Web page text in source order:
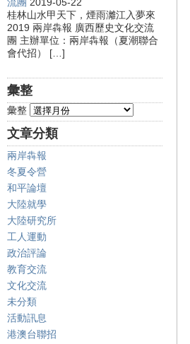
桂林山水甲天下，煙雨灕江入夢來
2019 兩岸犇報 廣西歷史文化交流
團 主辦單位：兩岸犇報（夏潮聯合
會代招） […]
彙整
彙整
文章分類
兩岸犇報
冬夏令營
和平論壇
大陸就學
大陸研究所
工人運動
政治評論
教育交流
文化交流
未分類
活動訊息
港澳台聯招